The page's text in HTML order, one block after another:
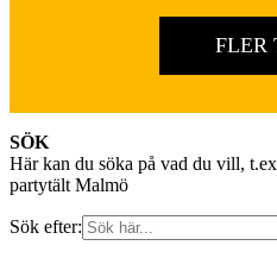
FLER
Footer
SÖK
Här kan du söka på vad du vill,
partytält Malmö
Sök efter: